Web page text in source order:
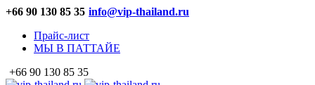
+66 90 130 85 35 info@vip-thailand.ru
Прайс-лист
МЫ В ПАТТАЙЕ
+66 90 130 85 35